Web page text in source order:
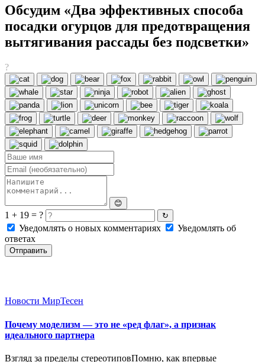
Обсудим «Два эффективных способа
посадки огурцов для предотвращения
вытягивания рассады без подсветки»
?
😊
1 + 19 = ? ↻
Уведомлять о новых комментариях
Уведомлять об
ответах
Отправить
Новости МирТесен
Почему моделизм — это не «ред флаг», а признак
идеального партнера
Взгляд за пределы стереотиповПомню, как впервые